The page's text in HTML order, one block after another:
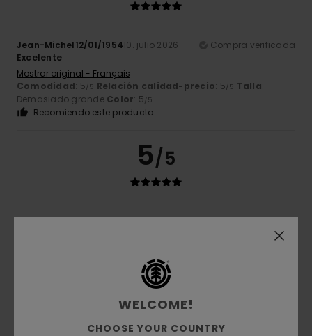
Jean-Michel12/01/195410. julio 2026
Compra verificada
Excelente
Mostrar original - Français
Comodidad: 5/5 Relación calidad-precio: 5/5 Talla:
Demasiado grande Color: 5/5
Recomiendo este producto
5/5
Relación calidad-precio
Color: 5 /5
Recomiendo este producto
WELCOME!
CHOOSE YOUR COUNTRY